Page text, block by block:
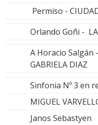
Permiso -
Orlando Goñi -
A Horacio Salgán
GABRIELA DIAZ
Sinfonia Nº 3 en
MIGUEL
Janos Sebastyen